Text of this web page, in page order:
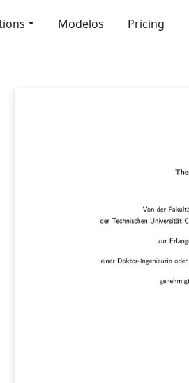
Modelos Pricing